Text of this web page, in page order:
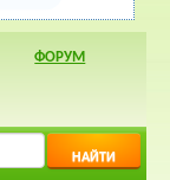
ФОРУМ
НАЙТИ